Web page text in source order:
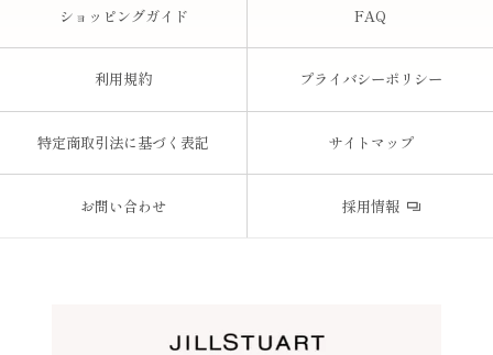
ショッピングガイド FAQ
利用規約 プライバシーポリシー
特定商取引法に基づく表記 サイトマップ
お問い合わせ 採用情報